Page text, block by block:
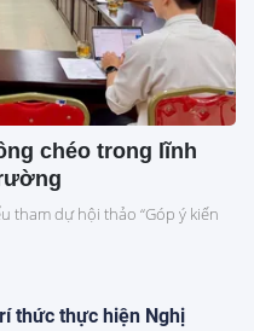
chéo trong lĩnh
tham dự hội thảo “Góp ý kiến
thức thực hiện Nghị